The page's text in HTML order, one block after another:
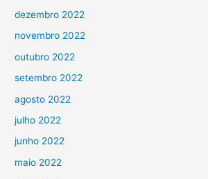
dezembro 2022
novembro 2022
outubro 2022
setembro 2022
agosto 2022
julho 2022
junho 2022
maio 2022